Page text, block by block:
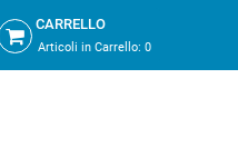
CARRELLO
Articoli in Carrello:0